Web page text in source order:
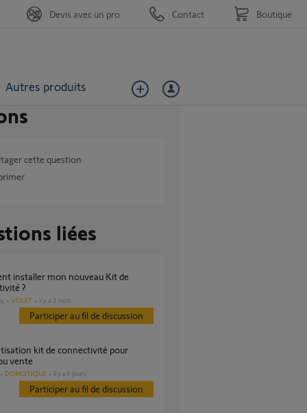
Autres produits
Devis avec un pro Contact Boutique
cette question
liées
?
VOLET il y a 3 mois
Participer au fil de discussion
vente
DOMOTIQUE il y a 6 jours
Participer au fil de discussion